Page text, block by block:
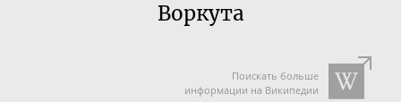
Воркута
Поискать больше
информации на Википедии